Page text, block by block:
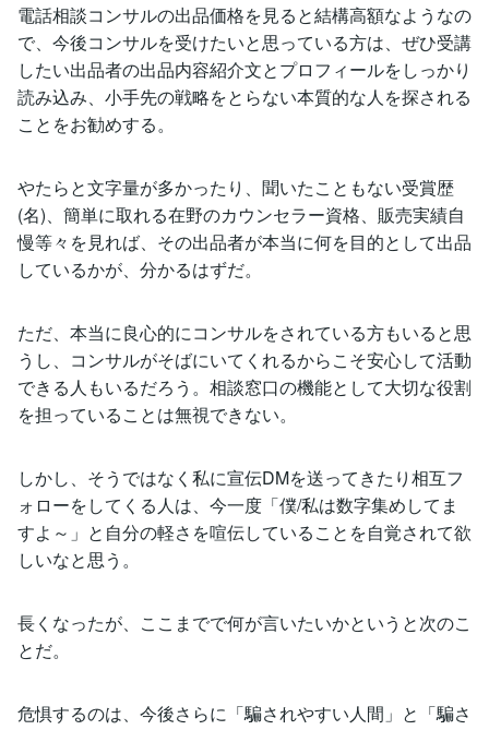
電話相談コンサルの出品価格を見ると結構高額なようなの
で、今後コンサルを受けたいと思っている方は、ぜひ受講
したい出品者の出品内容紹介文とプロフィールをしっかり
読み込み、小手先の戦略をとらない本質的な人を探される
ことをお勧めする。
やたらと文字量が多かったり、聞いたこともない受賞歴
(名)、簡単に取れる在野のカウンセラー資格、販売実績自
慢等々を見れば、その出品者が本当に何を目的として出品
しているかが、分かるはずだ。
ただ、本当に良心的にコンサルをされている方もいると思
うし、コンサルがそばにいてくれるからこそ安心して活動
できる人もいるだろう。相談窓口の機能として大切な役割
を担っていることは無視できない。
しかし、そうではなく私に宣伝DMを送ってきたり相互フ
ォローをしてくる人は、今一度「僕/私は数字集めしてま
すよ～」と自分の軽さを喧伝していることを自覚されて欲
しいなと思う。
長くなったが、ここまでで何が言いたいかというと次のこ
とだ。
危惧するのは、今後さらに「騙されやすい人間」と「騙さ